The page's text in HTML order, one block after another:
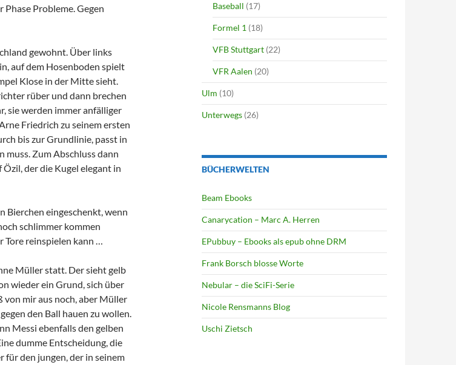
Phase Probleme. Gegen
gewohnt. Über links
auf dem Hosenboden spielt
Klose in der Mitte sieht.
rüber und dann brechen
sie werden immer anfälliger
Friedrich zu seinem ersten
bis zur Grundlinie, passt in
Zum Abschluss dann
der die Kugel elegant in
Bierchen eingeschenkt, wenn
schlimmer kommen
Tore reinspielen kann …
Müller statt. Der sieht gelb
wieder ein Grund, sich über
von mir aus noch, aber Müller
den Ball hauen zu wollen.
Messi ebenfalls den gelben
dumme Entscheidung, die
den jungen, der in seinem
Baseball (17)
Formel 1 (18)
VFB Stuttgart (22)
VFR Aalen (20)
Ulm (10)
Unterwegs (26)
BÜCHERWELTEN
Beam Ebooks
Canarycation – Marc A. Herren
EPubbuy – Ebooks als epub ohne DRM
Frank Borsch blosse Worte
Nebular – die SciFi-Serie
Nicole Rensmanns Blog
Uschi Zietsch